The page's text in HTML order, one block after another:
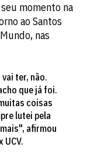
momento na
ao Santos
nas
ter, não.
que já foi.
coisas
lutei pela
afirmou
UCV.